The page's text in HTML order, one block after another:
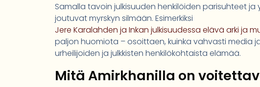
Samalla tavoin julkisuuden henkilöiden parisuhteet ja
joutuvat myrskyn silmään. Esimerkiksi
Jere Karalahden ja Inkan julkisuudessa elävä arki ja
paljon huomiota – osoittaen, kuinka vahvasti media
urheilijoiden ja julkkisten henkilökohtaista elämää.
Mitä Amirkhanilla on